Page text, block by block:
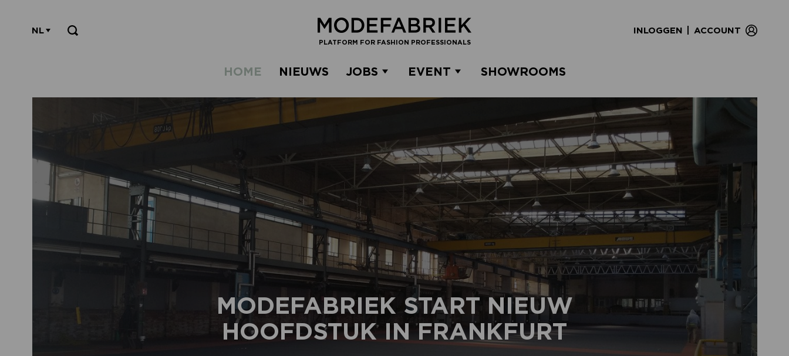
PLATFORM FOR FASHION PROFESSIONALS
INLOGGEN ACCOUNT
NL
HOME NIEUWS JOBS EVENT SHOWROOMS
MODEFABRIEK START NIEUW
HOOFDSTUK IN FRANKFURT